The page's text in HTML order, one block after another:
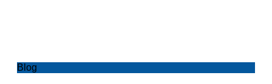
Blog